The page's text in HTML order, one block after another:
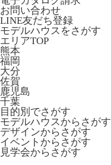
お問い合わせ
LINE友だち登録
モデルハウスをさがす
エリアTOP
熊本
福岡
大分
佐賀
鹿児島
千葉
目的別でさがす
モデルハウスからさがす
デザインからさがす
イベントからさがす
見学会からさがす